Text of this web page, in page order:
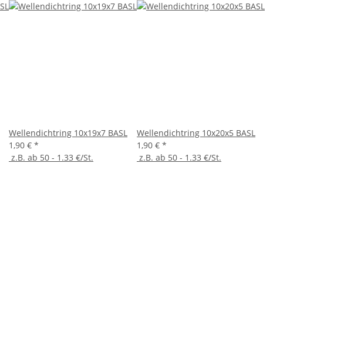
Wellendichtring 10x19x7 BASL
1,90 € *
z.B. ab 50 - 1.33 €/St.
Wellendichtring 10x20x5 BASL
1,90 € *
z.B. ab 50 - 1.33 €/St.